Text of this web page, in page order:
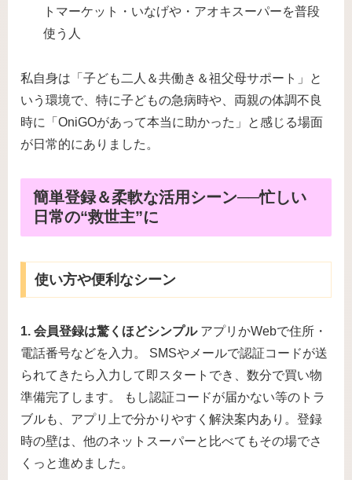
トマーケット・いなげや・アオキスーパーを普段
使う人
私自身は「子ども二人＆共働き＆祖父母サポート」と
いう環境で、特に子どもの急病時や、両親の体調不良
時に「OniGOがあって本当に助かった」と感じる場面
が日常的にありました。
簡単登録＆柔軟な活用シーン──忙しい
日常の“救世主”に
使い方や便利なシーン
1. 会員登録は驚くほどシンプルアプリかWebで住所・
電話番号などを入力。 SMSやメールで認証コードが送
られてきたら入力して即スタートでき、数分で買い物
準備完了します。 もし認証コードが届かない等のトラ
ブルも、アプリ上で分かりやすく解決案内あり。登録
時の壁は、他のネットスーパーと比べてもその場でさ
くっと進めました。